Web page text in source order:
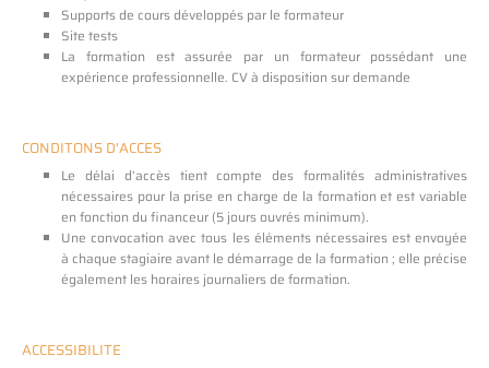
Supports de cours développés par le formateur
Site tests
La formation est assurée par un formateur possédant une
expérience professionnelle. CV à disposition sur demande
CONDITONS D'ACCES
Le délai d’accès tient compte des formalités administratives
nécessaires pour la prise en charge de la formation et est variable
en fonction du financeur (5 jours ouvrés minimum).
Une convocation avec tous les éléments nécessaires est envoyée
à chaque stagiaire avant le démarrage de la formation ; elle précise
également les horaires journaliers de formation.
ACCESSIBILITE